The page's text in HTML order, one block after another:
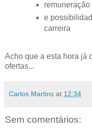
e
carreira
Acho que a esta hora já
ofertas...
Carlos Martins at 12:34
Sem comentários: